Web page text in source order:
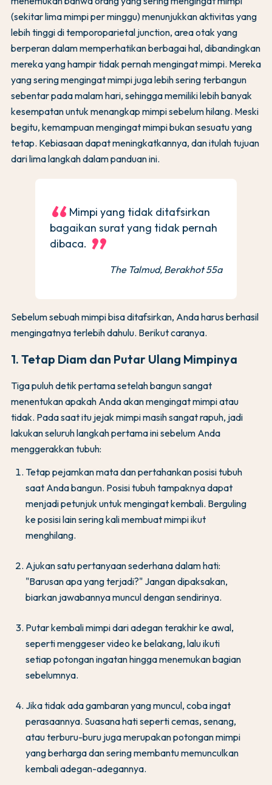
(sekitar lima mimpi per minggu) menunjukkan aktivitas yang
lebih tinggi di temporoparietal junction, area otak yang
berperan dalam memperhatikan berbagai hal, dibandingkan
mereka yang hampir tidak pernah mengingat mimpi. Mereka
yang sering mengingat mimpi juga lebih sering terbangun
sebentar pada malam hari, sehingga memiliki lebih banyak
kesempatan untuk menangkap mimpi sebelum hilang. Meski
begitu, kemampuan mengingat mimpi bukan sesuatu yang
tetap. Kebiasaan dapat meningkatkannya, dan itulah tujuan
dari lima langkah dalam panduan ini.
Mimpi yang tidak ditafsirkan
bagaikan surat yang tidak pernah
dibaca.
The Talmud, Berakhot 55a
Sebelum sebuah mimpi bisa ditafsirkan, Anda harus berhasil
mengingatnya terlebih dahulu. Berikut caranya.
1. Tetap Diam dan Putar Ulang Mimpinya
Tiga puluh detik pertama setelah bangun sangat
menentukan apakah Anda akan mengingat mimpi atau
tidak. Pada saat itu jejak mimpi masih sangat rapuh, jadi
lakukan seluruh langkah pertama ini sebelum Anda
menggerakkan tubuh:
Tetap pejamkan mata dan pertahankan posisi tubuh
saat Anda bangun. Posisi tubuh tampaknya dapat
menjadi petunjuk untuk mengingat kembali. Berguling
ke posisi lain sering kali membuat mimpi ikut
menghilang.
Ajukan satu pertanyaan sederhana dalam hati:
"Barusan apa yang terjadi?" Jangan dipaksakan,
biarkan jawabannya muncul dengan sendirinya.
Putar kembali mimpi dari adegan terakhir ke awal,
seperti menggeser video ke belakang, lalu ikuti
setiap potongan ingatan hingga menemukan bagian
sebelumnya.
Jika tidak ada gambaran yang muncul, coba ingat
perasaannya. Suasana hati seperti cemas, senang,
atau terburu-buru juga merupakan potongan mimpi
yang berharga dan sering membantu memunculkan
kembali adegan-adegannya.